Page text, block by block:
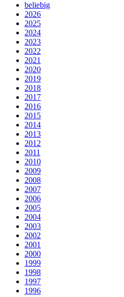
beliebig
2026
2025
2024
2023
2022
2021
2020
2019
2018
2017
2016
2015
2014
2013
2012
2011
2010
2009
2008
2007
2006
2005
2004
2003
2002
2001
2000
1999
1998
1997
1996